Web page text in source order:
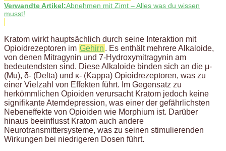
Verwandte Artikel:Abnehmen mit Zimt – Alles was du wissen
musst!
Kratom wirkt hauptsächlich durch seine Interaktion mit
Opioidrezeptoren im Gehirn . Es enthält mehrere Alkaloide,
von denen Mitragynin und 7-Hydroxymitragynin am
bedeutendsten sind. Diese Alkaloide binden sich an die μ-
(Mu), δ- (Delta) und κ- (Kappa) Opioidrezeptoren, was zu
einer Vielzahl von Effekten führt. Im Gegensatz zu
herkömmlichen Opioiden verursacht Kratom jedoch keine
signifikante Atemdepression, was einer der gefährlichsten
Nebeneffekte von Opioiden wie Morphium ist. Darüber
hinaus beeinflusst Kratom auch andere
Neurotransmittersysteme, was zu seinen stimulierenden
Wirkungen bei niedrigeren Dosen führt.